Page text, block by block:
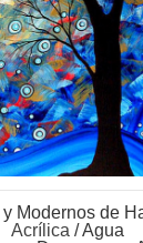
y Modernos de
Acrílica / Agua